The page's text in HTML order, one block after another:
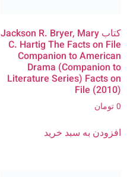
کتاب Jackson R. Bryer, Mary
C. Hartig The Facts on File
Companion to American
Drama (Companion to
Literature Series) Facts on
File (2010)
0تومان
افزودن به سبد خرید